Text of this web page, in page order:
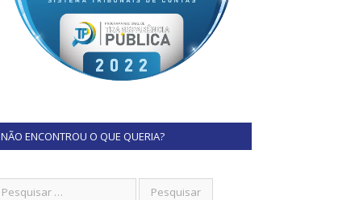
NÃO ENCONTROU O QUE QUERIA?